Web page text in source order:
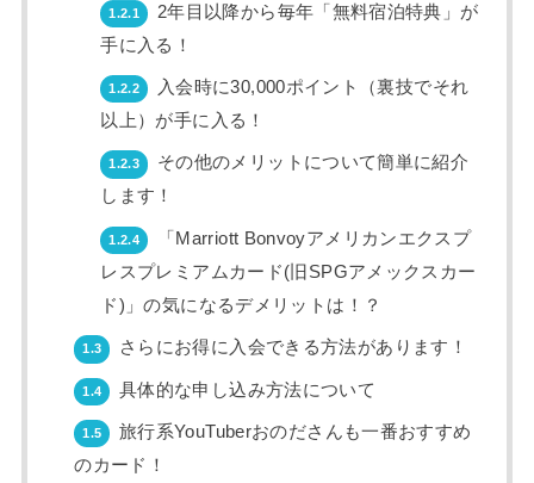
1.2.1
2年目以降から毎年「無料宿泊特典」が
手に入る！
1.2.2
入会時に30,000ポイント（裏技でそれ
以上）が手に入る！
1.2.3
その他のメリットについて簡単に紹介
します！
1.2.4
「Marriott Bonvoyアメリカンエクスプ
レスプレミアムカード(旧SPGアメックスカー
ド)」の気になるデメリットは！？
1.3 さらにお得に入会できる方法があります！
1.4 具体的な申し込み方法について
1.5
旅行系YouTuberおのださんも一番おすすめ
のカード！